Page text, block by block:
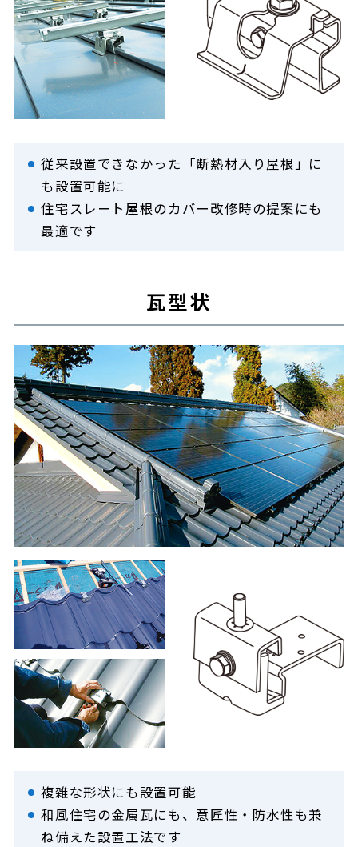
従来設置できなかった「断熱材入り屋根」に
も設置可能に
住宅スレート屋根のカバー改修時の提案にも
最適です
瓦型状
複雑な形状にも設置可能
和風住宅の金属瓦にも、意匠性・防水性も兼
ね備えた設置工法です